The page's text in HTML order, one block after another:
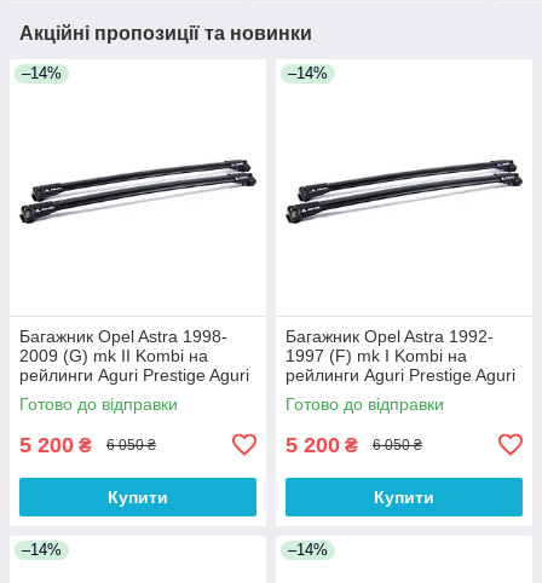
Акційні пропозиції та новинки
–14%
Багажник Opel Astra 1998-
2009 (G) mk II Kombi на
рейлинги Aguri Prestige Aguri
Готово до відправки
5 200 ₴ 6 050 ₴
Купити
–14%
Багажник Opel Astra 1992-
1997 (F) mk I Kombi на
рейлинги Aguri Prestige Aguri
Готово до відправки
5 200 ₴ 6 050 ₴
Купити
–14% –14%